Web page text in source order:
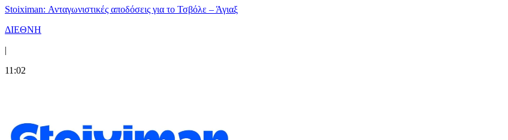
Stoiximan: Ανταγωνιστικές αποδόσεις για το Τσβόλε – Άγιαξ
ΔΙΕΘΝΗ
|
11:02